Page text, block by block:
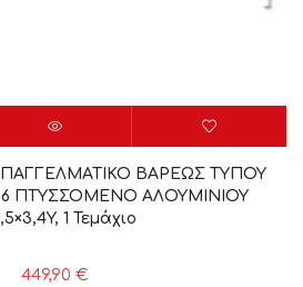
ΒΑΡΕΩΣ ΤΥΠΟΥ
ΠΤΥΣΣΟΜΕΝΟ ΑΛΟΥΜΙΝΙΟΥ
1 Τεμάχιο
449,90 €